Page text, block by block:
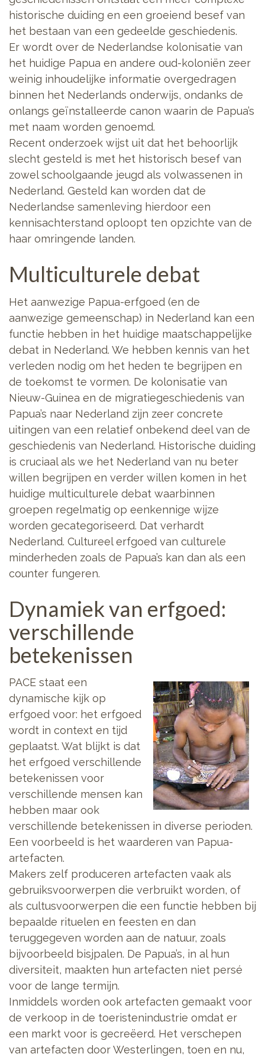
historische duiding en een groeiend besef van
het bestaan van een gedeelde geschiedenis.
Er wordt over de Nederlandse kolonisatie van
het huidige Papua en andere oud-koloniën zeer
weinig inhoudelijke informatie overgedragen
binnen het Nederlands onderwijs, ondanks de
onlangs geïnstalleerde canon waarin de Papua’s
met naam worden genoemd.
Recent onderzoek wijst uit dat het behoorlijk
slecht gesteld is met het historisch besef van
zowel schoolgaande jeugd als volwassenen in
Nederland. Gesteld kan worden dat de
Nederlandse samenleving hierdoor een
kennisachterstand oploopt ten opzichte van de
haar omringende landen.
Multiculturele debat
Het aanwezige Papua-erfgoed (en de
aanwezige gemeenschap) in Nederland kan een
functie hebben in het huidige maatschappelijke
debat in Nederland. We hebben kennis van het
verleden nodig om het heden te begrijpen en
de toekomst te vormen. De kolonisatie van
Nieuw-Guinea en de migratiegeschiedenis van
Papua’s naar Nederland zijn zeer concrete
uitingen van een relatief onbekend deel van de
geschiedenis van Nederland. Historische duiding
is cruciaal als we het Nederland van nu beter
willen begrijpen en verder willen komen in het
huidige multiculturele debat waarbinnen
groepen regelmatig op eenkennige wijze
worden gecategoriseerd. Dat verhardt
Nederland. Cultureel erfgoed van culturele
minderheden zoals de Papua’s kan dan als een
counter fungeren.
Dynamiek van erfgoed:
verschillende
betekenissen
PACE staat een
dynamische kijk op
erfgoed voor: het erfgoed
wordt in context en tijd
geplaatst. Wat blijkt is dat
het erfgoed verschillende
betekenissen voor
verschillende mensen kan
hebben maar ook
verschillende betekenissen in diverse perioden.
Een voorbeeld is het waarderen van Papua-
artefacten.
Makers zelf produceren artefacten vaak als
gebruiksvoorwerpen die verbruikt worden, of
als cultusvoorwerpen die een functie hebben bij
bepaalde rituelen en feesten en dan
teruggegeven worden aan de natuur, zoals
bijvoorbeeld bisjpalen. De Papua’s, in al hun
diversiteit, maakten hun artefacten niet persé
voor de lange termijn.
Inmiddels worden ook artefacten gemaakt voor
de verkoop in de toeristenindustrie omdat er
een markt voor is gecreëerd. Het verschepen
van artefacten door Westerlingen, toen en nu,